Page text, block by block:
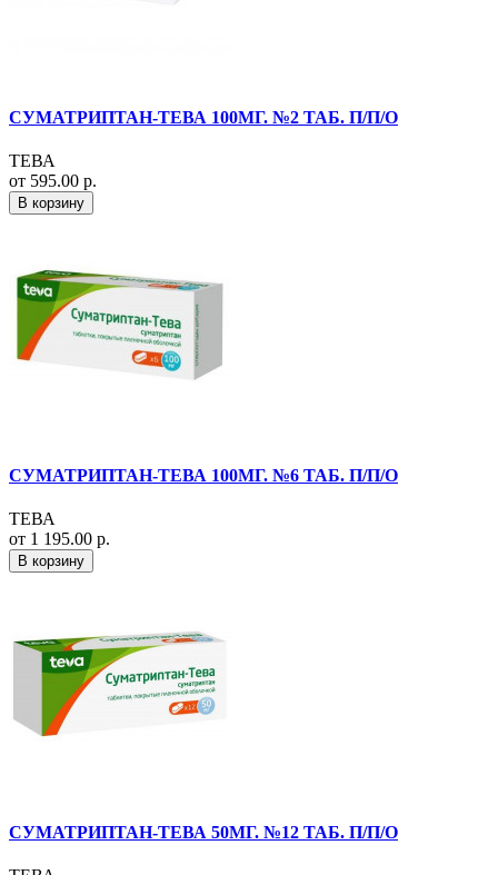
СУМАТРИПТАН-ТЕВА 100МГ. №2 ТАБ. П/П/О
ТЕВА
от 595.00 р.
В корзину
СУМАТРИПТАН-ТЕВА 100МГ. №6 ТАБ. П/П/О
ТЕВА
от 1 195.00 р.
В корзину
СУМАТРИПТАН-ТЕВА 50МГ. №12 ТАБ. П/П/О